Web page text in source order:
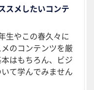
スメしたいコンテ
生やこの春久々に
のコンテンツを厳
はもちろん、ビジ
て学んでみません